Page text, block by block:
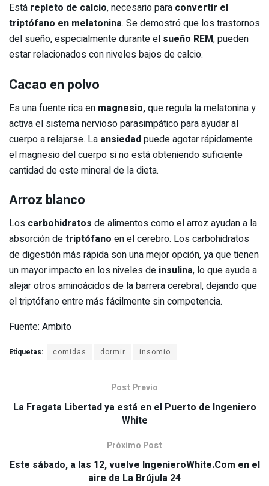
Está repleto de calcio, necesario para convertir el
triptófano en melatonina. Se demostró que los trastornos
del sueño, especialmente durante el sueño REM, pueden
estar relacionados con niveles bajos de calcio.
Cacao en polvo
Es una fuente rica en magnesio,que regula la melatonina y
activa el sistema nervioso parasimpático para ayudar al
cuerpo a relajarse. La ansiedadpuede agotar rápidamente
el magnesio del cuerpo si no está obteniendo suficiente
cantidad de este mineral de la dieta.
Arroz blanco
Los carbohidratos de alimentos como el arroz ayudan a la
absorción detriptófano en el cerebro. Los carbohidratos
de digestión más rápida son una mejor opción, ya que tienen
un mayor impacto en los niveles de insulina, lo que ayuda a
alejar otros aminoácidos de la barrera cerebral, dejando que
el triptófano entre más fácilmente sin competencia.
Fuente: Ambito
Etiquetas: comidas dormir insomio
Post Previo
La Fragata Libertad ya está en el Puerto de Ingeniero
White
Próximo Post
Este sábado, a las 12, vuelve IngenieroWhite.Com en el
aire de La Brújula 24